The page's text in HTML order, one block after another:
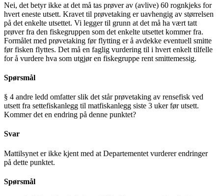
Nei, det betyr ikke at det må tas prøver av (avlive) 60 rognkjeks for
hvert eneste utsett. Kravet til prøvetaking er uavhengig av størrelsen
på det enkelte utsettet. Vi legger til grunn at det må ha vært tatt
prøver fra den fiskegruppen som det enkelte utsettet kommer fra.
Formålet med prøvetaking før flytting er å avdekke eventuell smitte
før fisken flyttes. Det må en faglig vurdering til i hvert enkelt tilfelle
for å vurdere hva som utgjør en fiskegruppe rent smittemessig.
Spørsmål
§ 4 andre ledd omfatter slik det står prøvetaking av rensefisk ved
utsett fra settefiskanlegg til matfiskanlegg siste 3 uker før utsett.
Kommer det en endring på denne punktet?
Svar
Mattilsynet er ikke kjent med at Departementet vurderer endringer
på dette punktet.
Spørsmål